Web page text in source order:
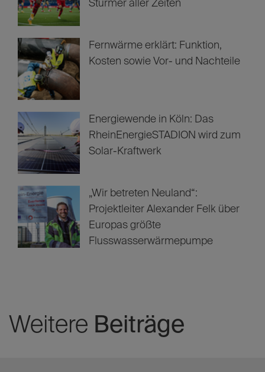
Stürmer aller Zeiten
Fernwärme erklärt: Funktion,
Kosten sowie Vor- und Nachteile
Energiewende in Köln: Das
RheinEnergieSTADION wird zum
Solar-Kraftwerk
„Wir betreten Neuland“:
Projektleiter Alexander Felk über
Europas größte
Flusswasserwärmepumpe
Weitere Beiträge